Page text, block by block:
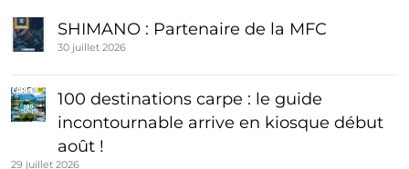
SHIMANO : Partenaire de la MFC
30 juillet 2026
100 destinations carpe : le guide
incontournable arrive en kiosque début
août !
29 juillet 2026